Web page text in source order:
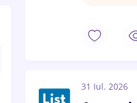
31 Iul. 2026